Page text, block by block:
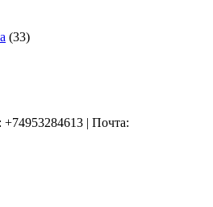
(33)
| Почта: